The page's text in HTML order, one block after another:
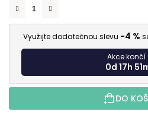
Využijte dodatečnou slevu -4 %
Akce končí
0d 17h
DO